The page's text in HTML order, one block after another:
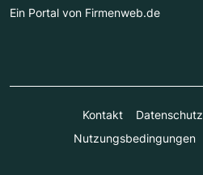
Ein Portal von Firmenweb.de
Kontakt Datenschutz
Nutzungsbedingungen